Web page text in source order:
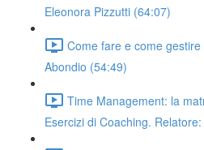
Eleonora Pizzutti (64:07)
Come fare e come
Abondio (54:49)
Time Management: la
Esercizi di Coaching.